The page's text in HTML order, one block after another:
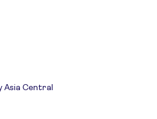
Asia Central